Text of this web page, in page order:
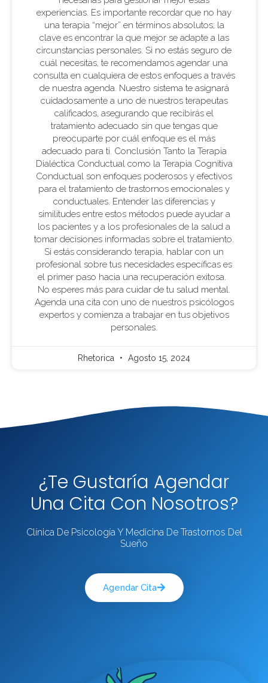
experiencias. Es importante recordar que no hay
una terapia “mejor” en términos absolutos; la
clave es encontrar la que mejor se adapte a las
circunstancias personales. Si no estás seguro de
cuál necesitas, te recomendamos agendar una
consulta en cualquiera de estos enfoques a través
de nuestra agenda. Nuestro sistema te asignará
cuidadosamente a uno de nuestros terapeutas
calificados, asegurando que recibirás el
tratamiento adecuado sin que tengas que
preocuparte por cuál enfoque es el más
adecuado para ti. Conclusión Tanto la Terapia
Dialéctica Conductual como la Terapia Cognitiva
Conductual son enfoques poderosos y efectivos
para el tratamiento de trastornos emocionales y
conductuales. Entender las diferencias y
similitudes entre estos métodos puede ayudar a
los pacientes y a los profesionales de la salud a
tomar decisiones informadas sobre el tratamiento.
Si estás considerando terapia, hablar con un
profesional sobre tus necesidades específicas es
el primer paso hacia una recuperación exitosa.
No esperes más para cuidar de tu salud mental.
Agenda una cita con uno de nuestros psicólogos
expertos y comienza a trabajar en tus objetivos
personales.
Rhetorica Agosto 15, 2024
¿Te Gustaría Agendar
Una Cita Con Nosotros?
Clínica De Psicología Y Medicina De Trastornos Del
Sueño
Agendar Cita